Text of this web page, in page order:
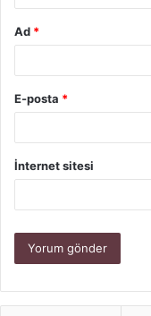
Ad *
E-posta *
İnternet sitesi